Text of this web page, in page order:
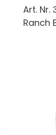
Art. Nr.
Ranch